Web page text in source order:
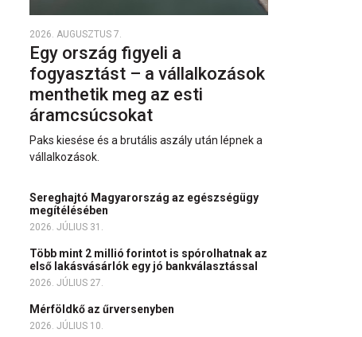
2026. AUGUSZTUS 7.
Egy ország figyeli a
fogyasztást – a vállalkozások
menthetik meg az esti
áramcsúcsokat
Paks kiesése és a brutális aszály után lépnek a
vállalkozások.
Sereghajtó Magyarország az egészségügy
megítélésében
2026. JÚLIUS 31.
Több mint 2 millió forintot is spórolhatnak az
első lakásvásárlók egy jó bankválasztással
2026. JÚLIUS 27.
Mérföldkő az űrversenyben
2026. JÚLIUS 10.